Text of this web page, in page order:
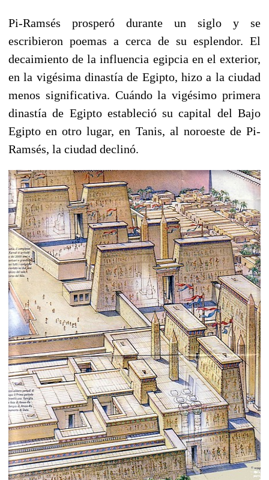
Pi-Ramsés prosperó durante un siglo y se
escribieron poemas a cerca de su esplendor. El
decaimiento de la influencia egipcia en el exterior,
en la vigésima dinastía de Egipto, hizo a la ciudad
menos significativa. Cuándo la vigésimo primera
dinastía de Egipto estableció su capital del Bajo
Egipto en otro lugar, en Tanis, al noroeste de Pi-
Ramsés, la ciudad declinó.